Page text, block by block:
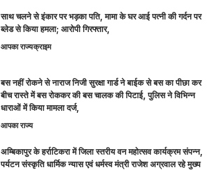
साथ चलने से इंकार पर भड़का पति, मामा के घर आई पत्नी की गर्दन पर
ब्लेड से किया हमला; आरोपी गिरफ्तार,
आपका राज्यक्राइम
बस नहीं रोकने से नाराज निजी सुरक्षा गार्ड ने बाईक से बस का पीछा कर
बीच रास्ते में बस रोककर की बस चालक की पिटाई, पुलिस ने विभिन्न
धाराओं में किया मामला दर्ज,
आपका राज्य
अम्बिकापुर के हर्राटिकरा में जिला स्तरीय वन महोत्सव कार्यक्रम संपन्न,
पर्यटन संस्कृति धार्मिक न्यास एवं धर्मस्व मंत्री राजेश अग्रवाल रहे मुख्य